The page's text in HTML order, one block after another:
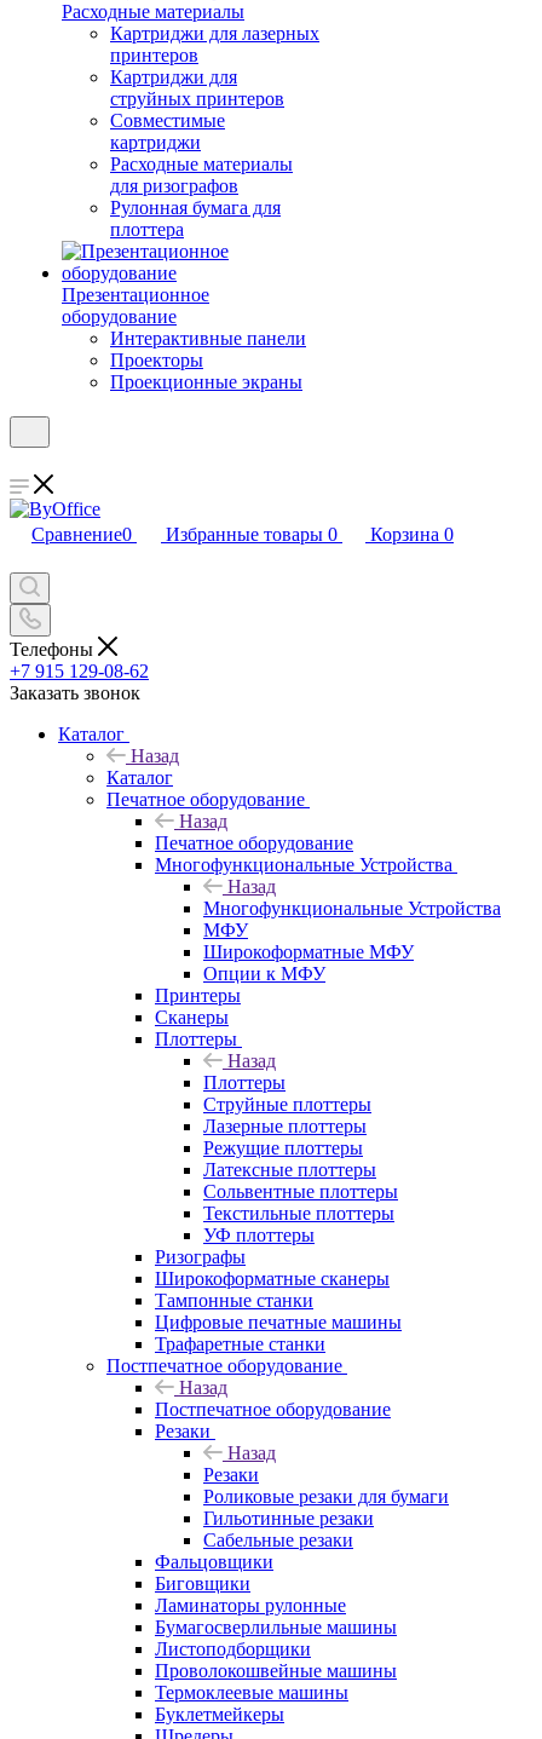
Расходные материалы
Картриджи для лазерных
принтеров
Картриджи для
струйных принтеров
Совместимые
картриджи
Расходные материалы
для ризографов
Рулонная бумага для
плоттера
Презентационное
оборудование
Интерактивные панели
Проекторы
Проекционные экраны
Сравнение0 Избранные товары 0 Корзина 0
Телефоны
+7 915 129-08-62
Заказать звонок
Каталог
Назад
Каталог
Печатное оборудование
Назад
Печатное оборудование
Многофункциональные Устройства
Назад
Многофункциональные Устройства
МФУ
Широкоформатные МФУ
Опции к МФУ
Принтеры
Сканеры
Плоттеры
Назад
Плоттеры
Струйные плоттеры
Лазерные плоттеры
Режущие плоттеры
Латексные плоттеры
Сольвентные плоттеры
Текстильные плоттеры
УФ плоттеры
Ризографы
Широкоформатные сканеры
Тампонные станки
Цифровые печатные машины
Трафаретные станки
Постпечатное оборудование
Назад
Постпечатное оборудование
Резаки
Назад
Резаки
Роликовые резаки для бумаги
Гильотинные резаки
Сабельные резаки
Фальцовщики
Биговщики
Ламинаторы рулонные
Бумагосверлильные машины
Листоподборщики
Проволокошвейные машины
Термоклеевые машины
Буклетмейкеры